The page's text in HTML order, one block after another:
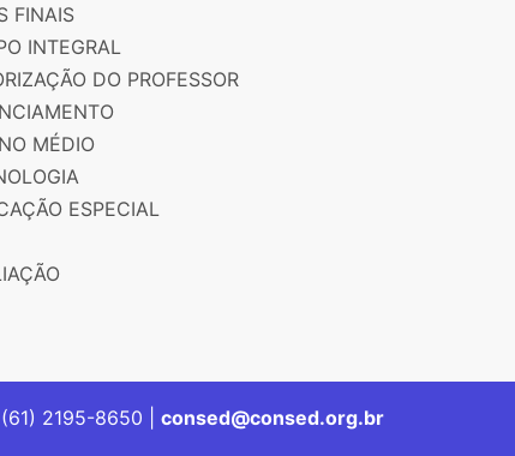
FINAIS
INTEGRAL
DO PROFESSOR
MÉDIO
ESPECIAL
2195-8650 | consed@consed.org.br